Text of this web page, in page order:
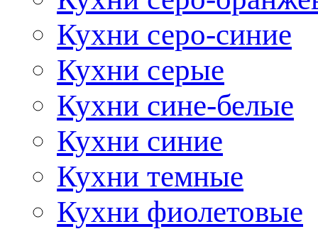
Кухни серо-синие
Кухни серые
Кухни сине-белые
Кухни синие
Кухни темные
Кухни фиолетовые